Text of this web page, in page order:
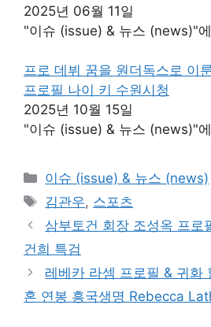
2025년 06월 11일
"이슈 (issue) & 뉴스 (news)"
프로 데뷔 꿈을 원더독스로 이
프로필 나이 키 수원시청
2025년 10월 15일
"이슈 (issue) & 뉴스 (news)"
카
테
리
이슈 (issue) & 뉴스 (news)
태
그
김관우, 스포츠
삼부토건 회장 조성옥 프로
건희 특검
레베카 라셈 프로필 & 귀화
혼 연봉 흥국생명 Rebecca